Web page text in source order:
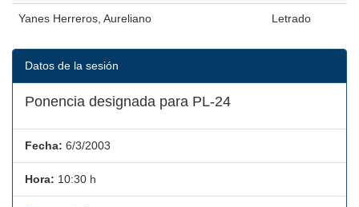
Yanes Herreros, Aureliano Letrado
Datos de la sesión
Ponencia designada para PL-24
Fecha: 6/3/2003
Hora: 10:30 h